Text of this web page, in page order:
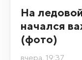
На
начался
(фото)
вчера, 19:37